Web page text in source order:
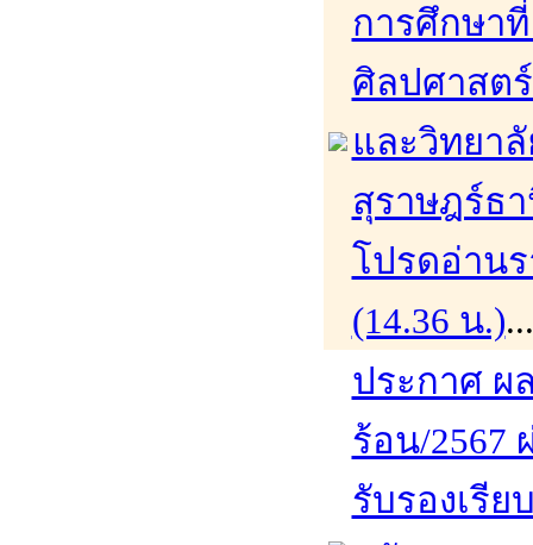
การศึกษา
ศิลปศาสต
และวิทยา
สุราษฎร์ธ
โปรดอ่านร
(14.36 น.)
ประกาศ ผ
ร้อน/2567
รับรองเรี